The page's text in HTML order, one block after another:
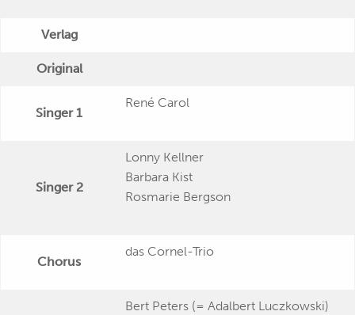
Verlag
Original
Singer 1
René Carol
Singer 2
Lonny Kellner
Barbara Kist
Rosmarie Bergson
Chorus
das Cornel-Trio
Bert Peters (= Adalbert Luczkowski)